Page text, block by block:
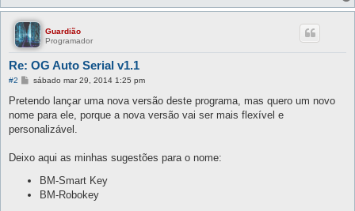
Guardião
Programador
Re: OG Auto Serial v1.1
#2
M
n
a
g
sábado mar 29, 2014 1:25 pm
Pretendo lançar uma nova versão deste programa, mas quero um novo
nome para ele, porque a nova versão vai ser mais flexível e
personalizável.
Deixo aqui as minhas sugestões para o nome:
BM-Smart Key
BM-Robokey